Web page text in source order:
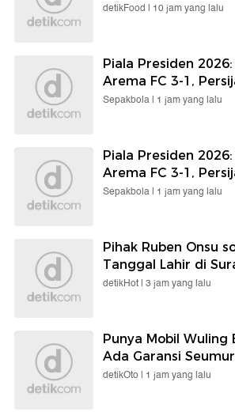
detikFood | 10 jam yang lalu
Piala Presiden
Arema FC 3-1,
Sepakbola | 1 jam yang lalu
Piala Presiden
Arema FC 3-1,
Sepakbola | 1 jam yang lalu
Pihak Ruben Onsu
Tanggal Lahir di
detikHot | 3 jam yang lalu
Punya Mobil Wuling
Ada Garansi
detikOto | 1 jam yang lalu